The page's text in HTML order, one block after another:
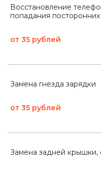
Восстановление
попадания
от 35 рублей
Замена гнезда зарядки
от 35 рублей
Замена задней крышки,